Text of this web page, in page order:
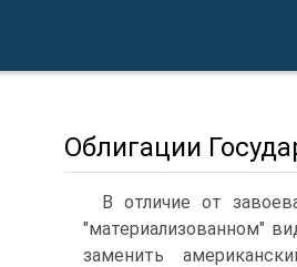
Облигации
В отличие от
"материализованном"
заменить